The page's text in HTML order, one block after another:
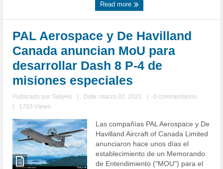
Read more
PAL Aerospace y De Havilland
Canada anuncian MoU para
desarrollar Dash 8 P-4 de
misiones especiales
Publicado porTallyHo Date: marzo 02, 2021
0 commentarios
1703 Views
Las compañías PAL Aerospace y De
Havilland Aircraft of Canada Limited
anunciaron hace unos días el
establecimiento de un Memorando
de Entendimiento ("MOU") para el